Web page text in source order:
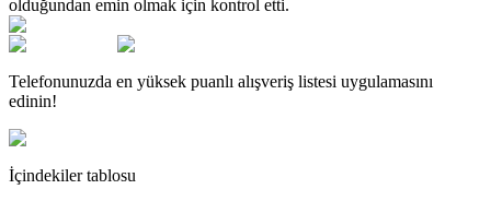
olduğundan emin olmak için kontrol etti.
Telefonunuzda en yüksek puanlı alışveriş listesi uygulamasını
edinin!
İçindekiler tablosu